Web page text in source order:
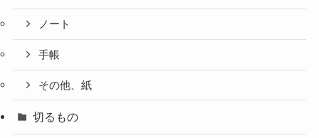
ノート
手帳
その他、紙
切るもの